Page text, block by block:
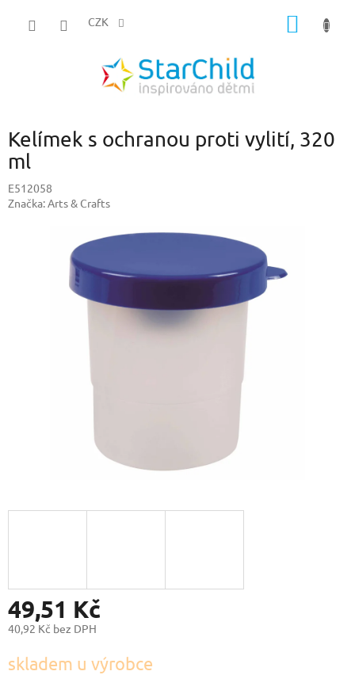
CZK
Kelímek s ochranou proti vylití, 320
ml
E512058
Značka:Arts & Crafts
49,51 Kč
40,92 Kč bez DPH
cena:
skladem u výrobce